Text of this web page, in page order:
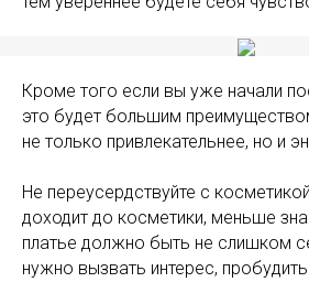
Кроме того если вы уже начали
это будет большим
не только привлекательнее, но и
Не переусердствуйте с
доходит до косметики, меньше
платье должно быть не слишком
нужно вызвать интерес,